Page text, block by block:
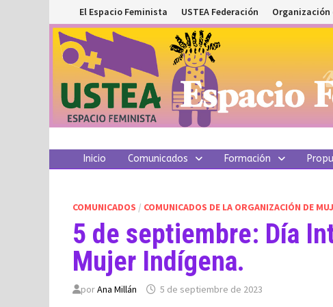
al
contenido
El Espacio Feminista USTEA Federación Organización
Inicio Comunicados Formación
COMUNICADOS / COMUNICADOS DE LA ORGANIZACIÓN DE
5 de septiembre: Día
Mujer Indígena.
porAna Millán 5 de septiembre de 2023